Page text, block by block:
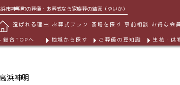
市神明町の葬儀・お葬式なら家族葬の結家（ゆいか）
選ばれる理由 お葬式プラン 斎場を探す 事前相談 お得な会
生花・供
ご葬儀の豆知識
総合TOPへ 地域から探す
浜神明